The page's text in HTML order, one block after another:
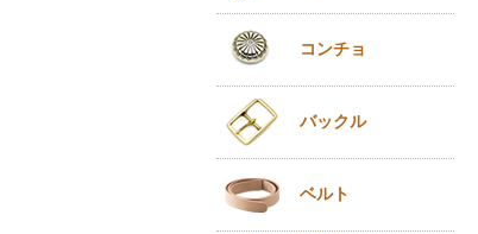
コンチョ
バックル
ベルト